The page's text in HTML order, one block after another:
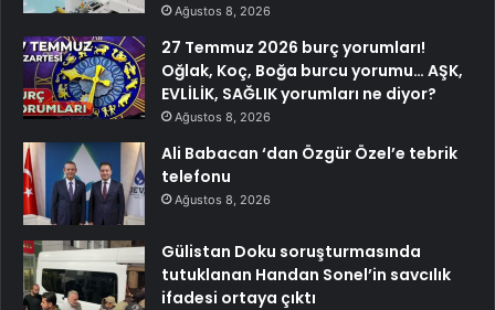
Ağustos 8, 2026
27 Temmuz 2026 burç yorumları!
Oğlak, Koç, Boğa burcu yorumu… AŞK,
EVLİLİK, SAĞLIK yorumları ne diyor?
Ağustos 8, 2026
Ali Babacan ‘dan Özgür Özel’e tebrik
telefonu
Ağustos 8, 2026
Gülistan Doku soruşturmasında
tutuklanan Handan Sonel’in savcılık
ifadesi ortaya çıktı